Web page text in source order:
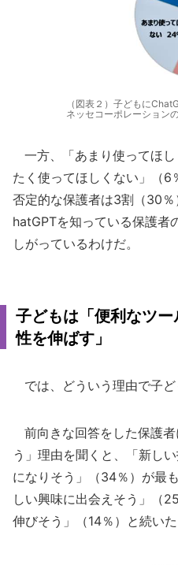
（図表２）子どもに
ネッセコーポレーションの
一方、「あまり使ってほ
たく使ってほしくない」（6
否定的な保護者は3割（30
hatGPTを知っている保護者
しがっているわけだ。
子どもは「便利なツ
性を伸ばす」
では、どういう理由で子ど
前向きな回答をした保護
う」理由を聞くと、「新し
になりそう」（34％）が最
しい興味に出会えそう」（
伸びそう」（14％）と続いた